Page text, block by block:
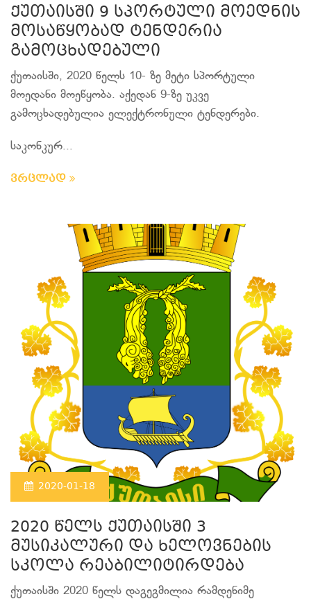
ქუთაისში 9 სპორტული მოედნის
მოსაწყობად ტენდერია
გამოცხადებული
ქუთაისში, 2020 წელს 10- ზე მეტი სპორტული
მოედანი მოეწყობა. აქედან 9-ზე უკვე
გამოცხადებულია ელექტრონული ტენდერები.
საკონკურ...
ვრცლად
2020-01-18
2020 წელს ქუთაისში 3
მუსიკალური და ხელოვნების
სკოლა რეაბილიტირდება
ქუთაისში 2020 წელს დაგეგმილია რამდენიმე